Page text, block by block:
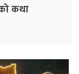
कथा